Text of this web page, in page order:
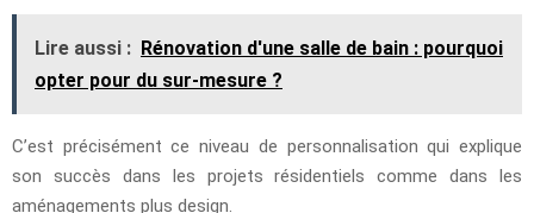
Lire aussi : Rénovation d'une salle de bain : pourquoi
opter pour du sur-mesure ?
C’est précisément ce niveau de personnalisation qui explique
son succès dans les projets résidentiels comme dans les
aménagements plus design.